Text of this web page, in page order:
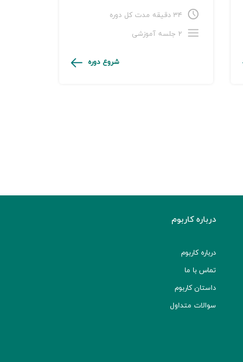
۳۴ دقیقه مدت کل دوره
۲ جلسه آموزشی
شروع دوره
درباره کاربوم
درباره کاربوم
تماس با ما
داستان کاربوم
سوالات متداول